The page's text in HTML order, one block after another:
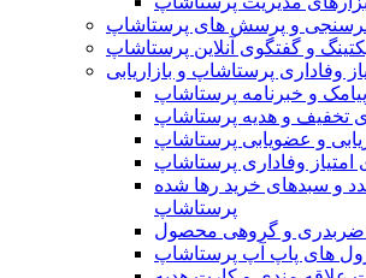
و پرسش های پرستاشاپ
و گفتگوی آنلاین پرستاشاپ
وفاداری پرستاشاپ و بازاریابی
و خبرنامه پرستاشاپ
تخفیف و هدیه پرستاشاپ
و عضویابی پرستاشاپ
امتیاز وفاداری پرستاشاپ
و سبدهای خرید رها شده
پرستاشاپ
و گروهی محصول
های پاپ آپ پرستاشاپ